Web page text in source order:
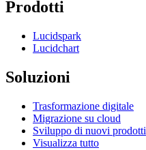
Prodotti
Lucidspark
Lucidchart
Soluzioni
Trasformazione digitale
Migrazione su cloud
Sviluppo di nuovi prodotti
Visualizza tutto